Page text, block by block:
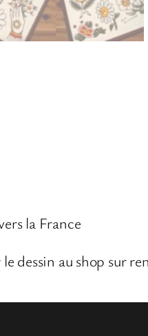
la France
dessin au shop sur